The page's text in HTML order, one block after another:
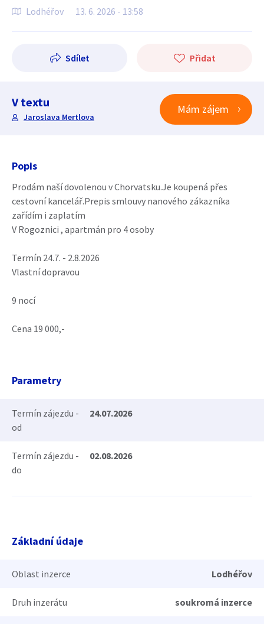
Lodhéřov 13. 6. 2026 - 13:58
Sdílet Přidat
V textu
Jaroslava Mertlova
Mám zájem
Popis
Prodám naší dovolenou v Chorvatsku.Je koupená přes
cestovní kancelář.Prepis smlouvy nanového zákazníka
zařídím i zaplatím
V Rogoznici , apartmán pro 4 osoby
Termín 24.7. - 2.8.2026
Vlastní dopravou
9 nocí
Cena 19 000,-
Parametry
Termín zájezdu -
od
24.07.2026
Termín zájezdu -
do
02.08.2026
Základní údaje
Oblast inzerce Lodhéřov
Druh inzerátu soukromá inzerce